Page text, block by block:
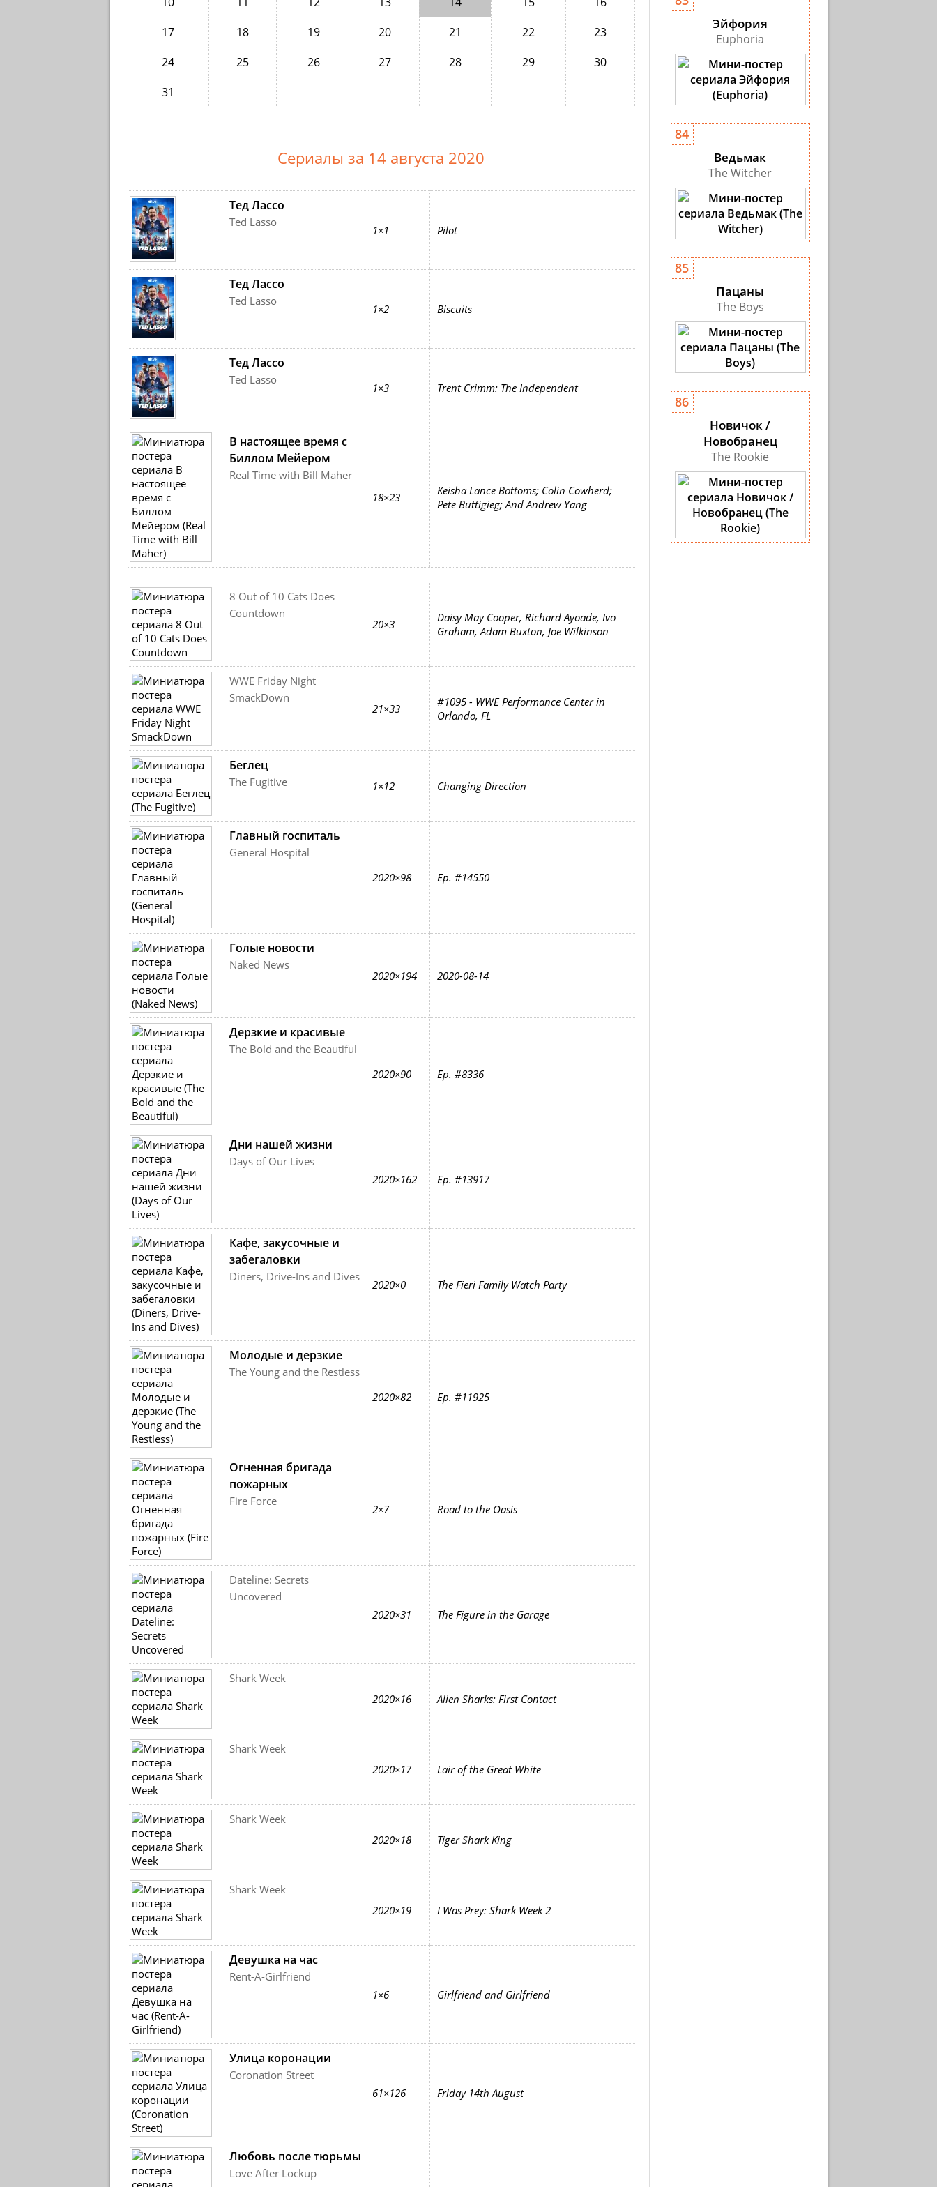
17
18 19 20 21 22
23
24
25 26 27 28 29
30
31
Сериалы за 14 августа 2020
Тед Лассо
Ted Lasso
1×1 Pilot
Тед Лассо
Ted Lasso
1×2 Biscuits
Тед Лассо
Ted Lasso
1×3 Trent Crimm: The Independent
В настоящее время с
Биллом Мейером
Real Time with Bill Maher
18×23
Keisha Lance Bottoms; Colin Cowherd;
Pete Buttigieg; And Andrew Yang
8 Out of 10 Cats Does
Countdown
20×3
Daisy May Cooper, Richard Ayoade, Ivo
Graham, Adam Buxton, Joe Wilkinson
WWE Friday Night
SmackDown
21×33
#1095 - WWE Performance Center in
Orlando, FL
Беглец
The Fugitive 1×12 Changing Direction
Главный госпиталь
General Hospital
2020×98
Ep. #14550
Голые новости
Naked News
2020×194
2020-08-14
Дерзкие и красивые
The Bold and the Beautiful
2020×90
Ep. #8336
Дни нашей жизни
Days of Our Lives
2020×162
Ep. #13917
Кафе, закусочные и
забегаловки
Diners, Drive-Ins and Dives
2020×0 The Fieri Family Watch Party
Молодые и дерзкие
The Young and the Restless
2020×82
Ep. #11925
Огненная бригада
пожарных
Fire Force
2×7 Road to the Oasis
Dateline: Secrets
Uncovered
2020×31
The Figure in the Garage
Shark Week
2020×16
Alien Sharks: First Contact
Shark Week
2020×17
Lair of the Great White
Shark Week
2020×18
Tiger Shark King
Shark Week
2020×19
I Was Prey: Shark Week 2
Девушка на час
Rent-A-Girlfriend
1×6
Girlfriend and Girlfriend
Улица коронации
Coronation Street
61×126
Friday 14th August
Любовь после тюрьмы
Love After Lockup
Эйфория
Euphoria
84
Ведьмак
The Witcher
85
Пацаны
The Boys
86
Новичок /
Новобранец
The Rookie